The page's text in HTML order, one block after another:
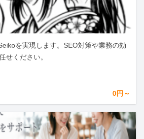
を実現します。SEO対策や業務の効
せください。
0円～